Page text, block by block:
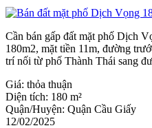
Cần bán gấp đất mặt phố Dịch
180m2, mặt tiền 11m, đường
trí nối từ phố Thành Thái sang
Giá: thỏa thuận
Diện tích: 180 m²
Quận/Huyện: Quận Cầu Giấy
12/02/2025